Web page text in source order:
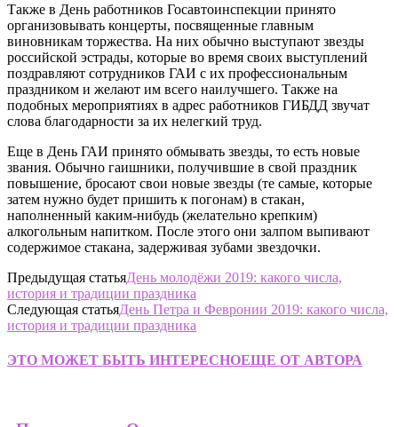
Также в День работников Госавтоинспекции принято
организовывать концерты, посвященные главным
виновникам торжества. На них обычно выступают звезды
российской эстрады, которые во время своих выступлений
поздравляют сотрудников ГАИ с их профессиональным
праздником и желают им всего наилучшего. Также на
подобных мероприятиях в адрес работников ГИБДД звучат
слова благодарности за их нелегкий труд.
Еще в День ГАИ принято обмывать звезды, то есть новые
звания. Обычно гаишники, получившие в свой праздник
повышение, бросают свои новые звезды (те самые, которые
затем нужно будет пришить к погонам) в стакан,
наполненный каким-нибудь (желательно крепким)
алкогольным напитком. После этого они залпом выпивают
содержимое стакана, задерживая зубами звездочки.
Предыдущая статьяДень молодёжи 2019: какого числа,
история и традиции праздника
Следующая статьяДень Петра и Февронии 2019: какого числа,
история и традиции праздника
ЭТО МОЖЕТ БЫТЬ ИНТЕРЕСНОЕЩЕ ОТ АВТОРА